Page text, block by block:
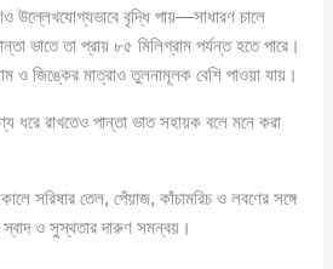
উল্লেখযোগ্যভাবে বৃদ্ধি পায়—সাধারণ চালে
ভাতে তা প্রায় ৮৫ মিলিগ্রাম পর্যন্ত হতে পারে।
ও জিঙ্কের মাত্রাও তুলনামূলক বেশি পাওয়া যায়।
ধরে রাখতেও পান্তা ভাত সহায়ক বলে মনে করা
সরিষার তেল, পেঁয়াজ, কাঁচামরিচ ও লবণের সঙ্গে
ও সুস্থতার দারুণ সমন্বয়।